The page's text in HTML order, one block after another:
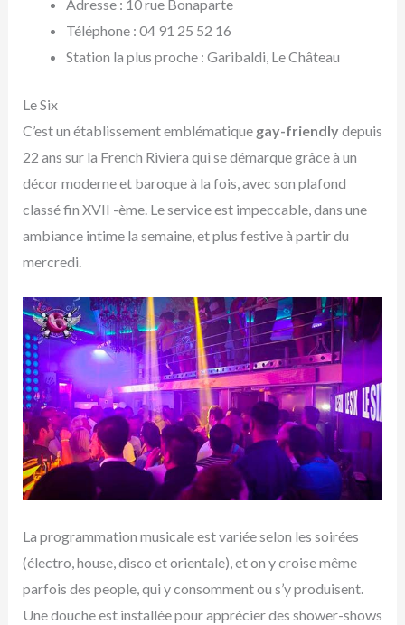
Adresse : 10 rue Bonaparte
Téléphone : 04 91 25 52 16
Station la plus proche : Garibaldi, Le Château
Le Six
C’est un établissement emblématique gay-friendlydepuis
22 ans sur la French Riviera qui se démarque grâce à un
décor moderne et baroque à la fois, avec son plafond
classé fin XVII -ème. Le service est impeccable, dans une
ambiance intime la semaine, et plus festive à partir du
mercredi.
La programmation musicale est variée selon les soirées
(électro, house, disco et orientale), et on y croise même
parfois des people, qui y consomment ou s’y produisent.
Une douche est installée pour apprécier des shower-shows